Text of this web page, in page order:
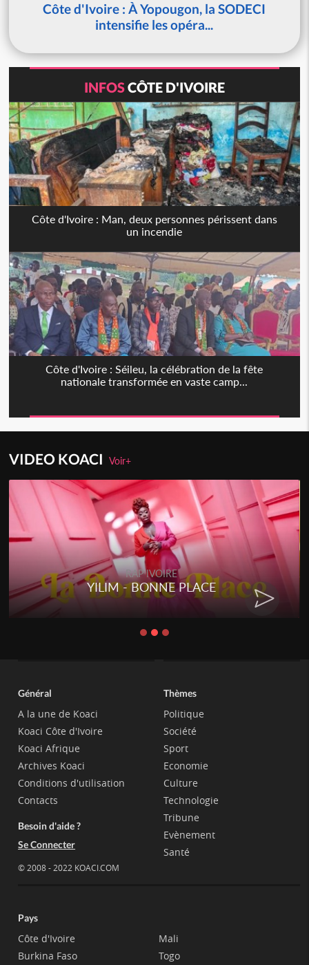
Côte d'Ivoire : À Yopougon, la SODECI
intensifie les opéra...
INFOSCÔTE D'IVOIRE
Côte d'Ivoire : Man, deux personnes périssent dans
un incendie
Côte d'Ivoire : Séileu, la célébration de la fête
nationale transformée en vaste camp...
VIDEO KOACIVoir+
RAP IVOIRE
RENARD BARAKISSA - DOS DE
CHAT
Général
A la une de Koaci
Koaci Côte d'Ivoire
Koaci Afrique
Archives Koaci
Conditions d'utilisation
Contacts
Besoin d'aide ?
Se Connecter
© 2008 - 2022 KOACI.COM
Thèmes
Politique
Société
Sport
Economie
Culture
Technologie
Tribune
Evènement
Santé
Pays
Côte d'Ivoire
Burkina Faso
Mali
Togo